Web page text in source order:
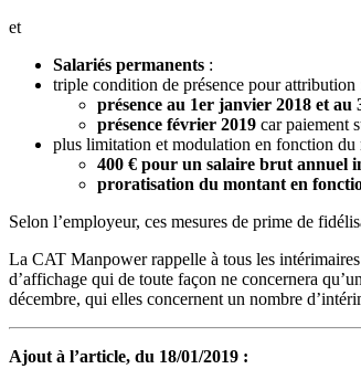
et
Salariés permanents :
triple condition de présence pour attribution
présence au 1er janvier 2018 et au
présence février 2019 car paiement
plus limitation et modulation en fonction du
400 € pour un salaire brut annuel
proratisation du montant en
Selon l’employeur, ces mesures de prime de
La CAT Manpower rappelle à tous les
d’affichage qui de toute façon ne concernera
décembre, qui elles concernent un nombre
Ajout à l’article, du 18/01/2019 :